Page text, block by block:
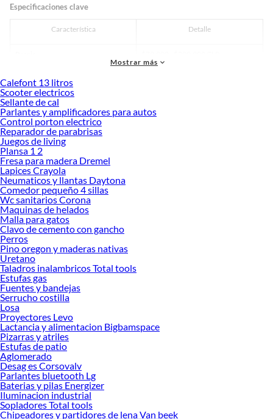
Especificaciones clave
Característica Detalle
Dimensiones típicas
Peso máximo soportado 100-150 kg (según modelo)
Materiales comunes
Tapices disponibles
Marcas destacadas
Características principales
Dimensiones compactas:190x90 cm en versión 1 plaza, ideal para
espacios reducidos
Capacidad de carga:
densidad
Sistemas de apertura:Plegable, reclinable o tipo futón para conversión
rápida
Variedad de tapices:
mantener
Garantía:1-2 años según fabricante
Sofá cama 1 plaza: optimiza tu espacio
Elsofá cama de 1 plazaes una solución práctica y versátil para quienes buscan
Mostrar más
Calefont 13 litros
Scooter electricos
Sellante de cal
Parlantes y amplificadores para autos
Control porton electrico
Reparador de parabrisas
Juegos de living
Plansa 1 2
Fresa para madera Dremel
Lapices Crayola
Neumaticos y llantas Daytona
Comedor pequeño 4 sillas
Wc sanitarios Corona
Maquinas de helados
Malla para gatos
Clavo de cemento con gancho
Perros
Pino oregon y maderas nativas
Uretano
Taladros inalambricos Total tools
Estufas gas
Fuentes y bandejas
Serrucho costilla
Losa
Proyectores Levo
Lactancia y alimentacion Bigbamspace
Pizarras y atriles
Estufas de patio
Aglomerado
Desag es Corsovalv
Parlantes bluetooth Lg
Baterias y pilas Energizer
Iluminacion industrial
Sopladores Total tools
Chipeadores y partidores de lena Van beek